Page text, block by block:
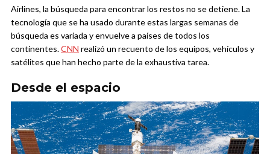
Airlines, la búsqueda para encontrar los restos no se detiene. La
tecnología que se ha usado durante estas largas semanas de
búsqueda es variada y envuelve a países de todos los
continentes.CNN realizó un recuento de los equipos, vehículos y
satélites que han hecho parte de la exhaustiva tarea.
Desde el espacio